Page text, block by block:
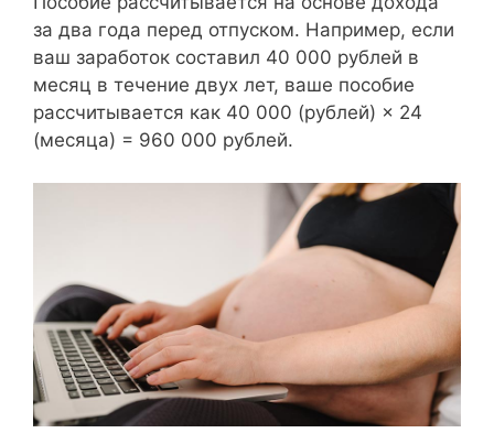
за два года перед отпуском. Например, если
ваш заработок составил 40 000 рублей в
месяц в течение двух лет, ваше пособие
рассчитывается как 40 000 (рублей) × 24
(месяца) = 960 000 рублей.